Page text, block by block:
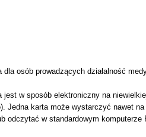
dla osób prowadzących działalność
w sposób elektroniczny na
Jedna karta może wystarczyć nawet
odczytać w standardowym